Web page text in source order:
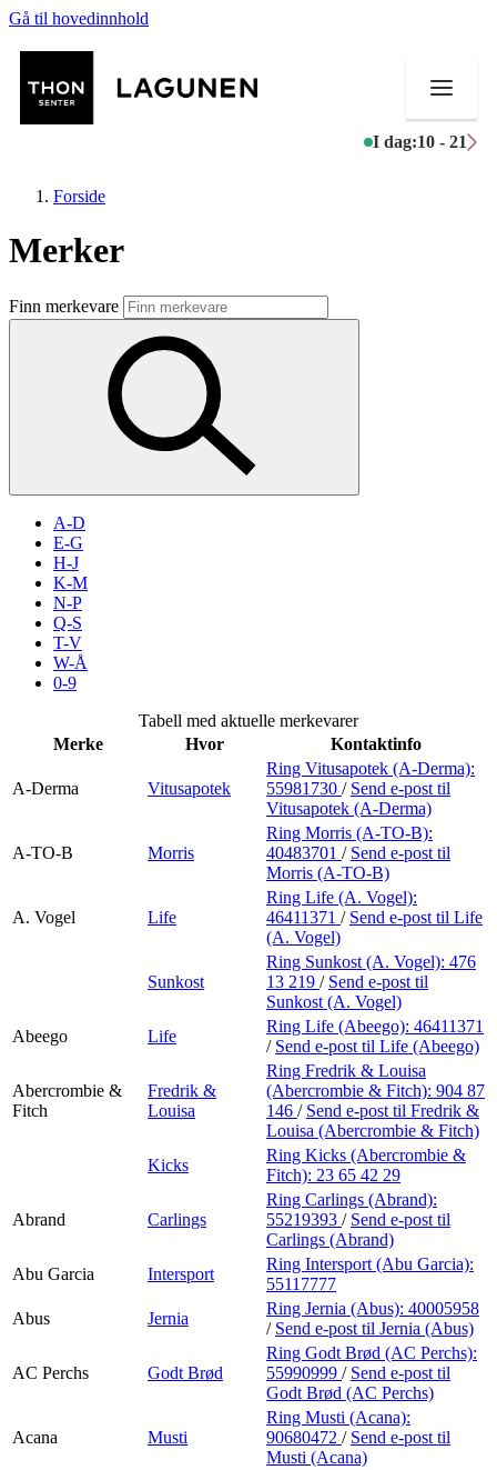
Gå til hovedinnhold
I dag:10 - 21
Butikker
Mat og drikke
Aktiviteter
Inspirasjon
Søk
Parkering
Praktisk informasjon
Gavekort
Forside
Merker
Finn merkevare
A-D
E-G
H-J
K-M
N-P
Q-S
T-V
W-Å
0-9
Tabell med aktuelle merkevarer
Merke
Hvor Kontaktinfo
A-Derma Vitusapotek
Ring Vitusapotek (A-Derma):
55981730 / Send e-post til
Vitusapotek (A-Derma)
A-TO-B Morris
Ring Morris (A-TO-B):
40483701 / Send e-post til
Morris (A-TO-B)
A. Vogel Life
Ring Life (A. Vogel):
46411371 / Send e-post til Life
(A. Vogel)
Sunkost
Ring Sunkost (A. Vogel): 476
13 219 / Send e-post til
Sunkost (A. Vogel)
Abeego
Life
Ring Life (Abeego): 46411371
/ Send e-post til Life (Abeego)
Abercrombie &
Fitch
Fredrik &
Louisa
Ring Fredrik & Louisa
(Abercrombie & Fitch): 904 87
146 / Send e-post til Fredrik &
Louisa (Abercrombie & Fitch)
Kicks
Ring Kicks (Abercrombie &
Fitch): 23 65 42 29
Abrand Carlings
Ring Carlings (Abrand):
55219393 / Send e-post til
Carlings (Abrand)
Abu Garcia
Intersport
Ring Intersport (Abu Garcia):
55117777
Abus
Jernia
Ring Jernia (Abus): 40005958
/ Send e-post til Jernia (Abus)
AC Perchs Godt Brød
Ring Godt Brød (AC Perchs):
55990999 / Send e-post til
Godt Brød (AC Perchs)
Acana Musti
Ring Musti (Acana):
90680472 / Send e-post til
Musti (Acana)